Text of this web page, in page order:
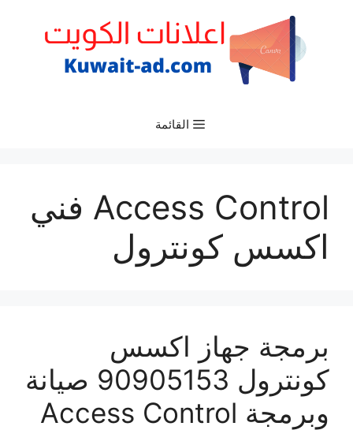
القائمة
Access Control فني
اكسس كونترول
برمجة جهاز اكسس
كونترول 90905153 صيانة
وبرمجة Access Control